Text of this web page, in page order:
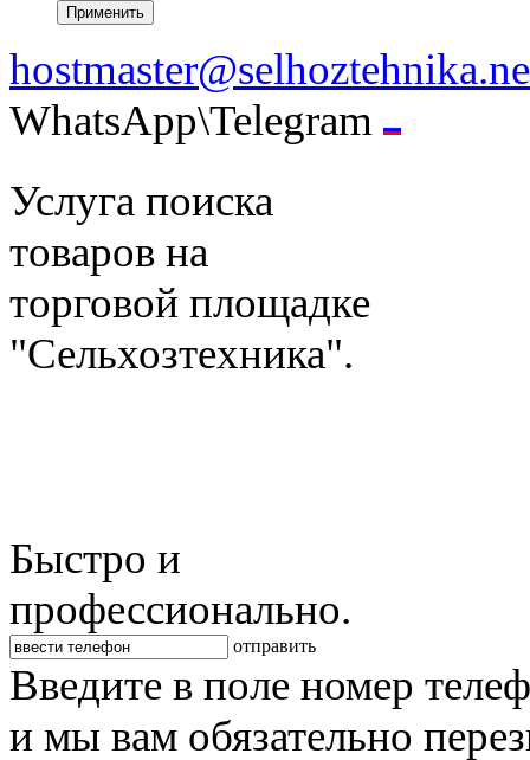
WhatsApp\Telegram
Услуга поиска
товаров на
торговой площадке
"Сельхозтехника".
Быстро и
профессионально.
отправить
Введите в поле номер
и мы вам обязательно